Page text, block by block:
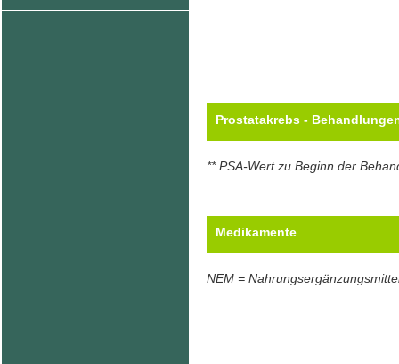
Prostatakrebs -
** PSA-Wert zu Beginn der
Medikamente
NEM =